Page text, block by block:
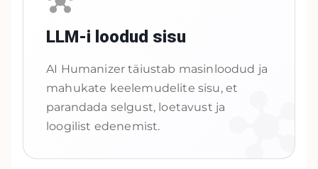
LLM-i loodud sisu
AI Humanizer täiustab masinloodud ja
mahukate keelemudelite sisu, et
parandada selgust, loetavust ja
loogilist edenemist.